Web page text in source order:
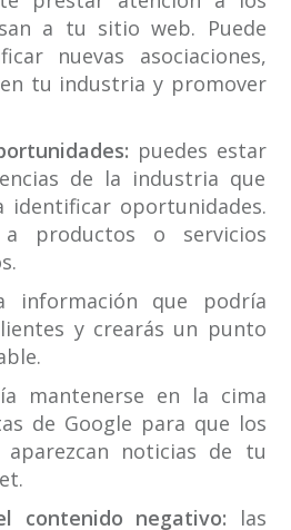
a tu sitio web. Puede
nuevas asociaciones,
tu industria y promover
puedes estar
de la industria que
identificar oportunidades.
a productos o servicios
información que podría
y crearás un punto
mantenerse en la cima
de Google para que los
aparezcan noticias de tu
contenido negativo: las